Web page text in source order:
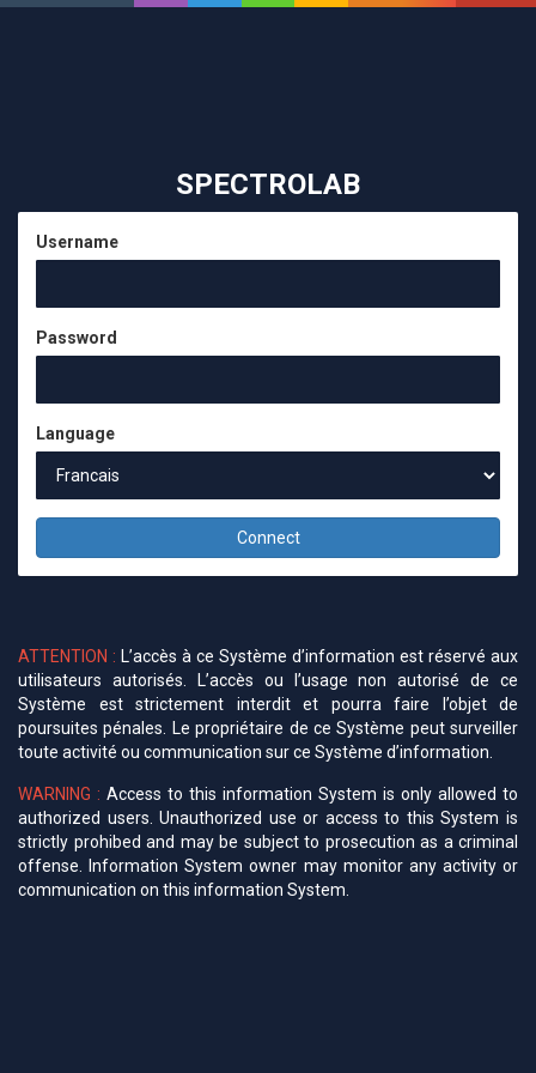
SPECTROLAB
Username
Password
Language
Connect
ATTENTION : L’accès à ce Système d’information est réservé aux
utilisateurs autorisés. L’accès ou l’usage non autorisé de ce
Système est strictement interdit et pourra faire l’objet de
poursuites pénales. Le propriétaire de ce Système peut surveiller
toute activité ou communication sur ce Système d’information.
WARNING : Access to this information System is only allowed to
authorized users. Unauthorized use or access to this System is
strictly prohibed and may be subject to prosecution as a criminal
offense. Information System owner may monitor any activity or
communication on this information System.